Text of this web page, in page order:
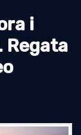
i
Regata